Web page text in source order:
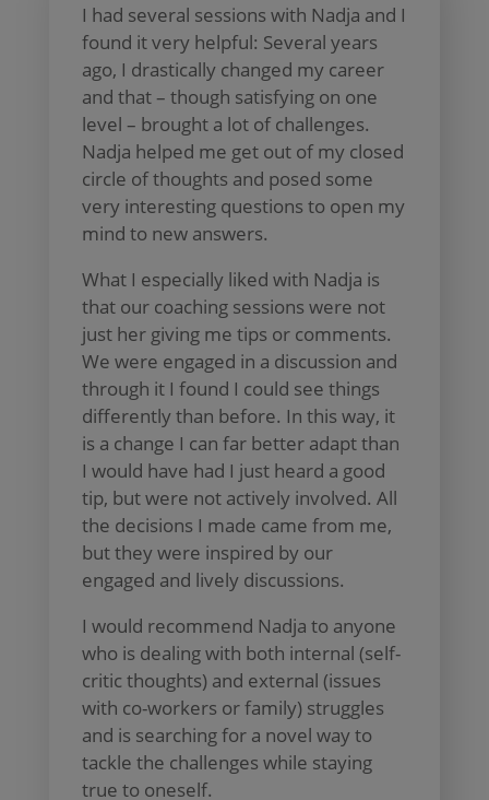
I had several sessions with Nadja and I
found it very helpful: Several years
ago, I drastically changed my career
and that – though satisfying on one
level – brought a lot of challenges.
Nadja helped me get out of my closed
circle of thoughts and posed some
very interesting questions to open my
mind to new answers.
What I especially liked with Nadja is
that our coaching sessions were not
just her giving me tips or comments.
We were engaged in a discussion and
through it I found I could see things
differently than before. In this way, it
is a change I can far better adapt than
I would have had I just heard a good
tip, but were not actively involved. All
the decisions I made came from me,
but they were inspired by our
engaged and lively discussions.
I would recommend Nadja to anyone
who is dealing with both internal (self-
critic thoughts) and external (issues
with co-workers or family) struggles
and is searching for a novel way to
tackle the challenges while staying
true to oneself.